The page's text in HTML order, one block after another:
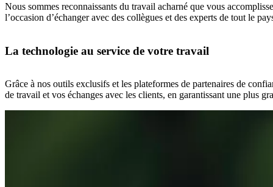
Nous sommes reconnaissants du travail acharné que vous
l’occasion d’échanger avec des collègues et des experts de tout le
La technologie au service de votre travail
Grâce à nos outils exclusifs et les plateformes de partenaires de
de travail et vos échanges avec les clients, en garantissant une plus